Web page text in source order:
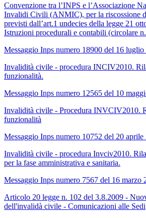
Convenzione tra l’INPS e l’Associazione
Invalidi Civili (ANMIC), per la riscossione
previsti dall’art.1 undecies della legge 21
Istruzioni procedurali e contabili (circolare
Messaggio Inps numero 18900 del 16 luglio
Invalidità civile - procedura INCIV2010.
funzionalità.
Messaggio Inps numero 12565 del 10
Invalidità civile - Procedura INVCIV2010.
funzionalità
Messaggio Inps numero 10752 del 20 aprile
Invalidità civile - procedura Invciv2010.
per la fase amministrativa e sanitaria.
Messaggio Inps numero 7567 del 16 marzo
Articolo 20 legge n. 102 del 3.8.2009 -
dell'invalidà civile - Comunicazioni alle Sedi